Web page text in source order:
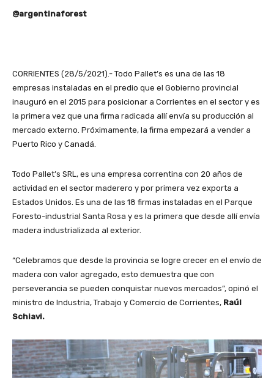
@argentinaforest
CORRIENTES (28/5/2021).- Todo Pallet’s es una de las 18
empresas instaladas en el predio que el Gobierno provincial
inauguró en el 2015 para posicionar a Corrientes en el sector y es
la primera vez que una firma radicada allí envía su producción al
mercado externo. Próximamente, la firma empezará a vender a
Puerto Rico y Canadá.
Todo Pallet’s SRL, es una empresa correntina con 20 años de
actividad en el sector maderero y por primera vez exporta a
Estados Unidos. Es una de las 18 firmas instaladas en el Parque
Foresto-industrial Santa Rosa y es la primera que desde allí envía
madera industrializada al exterior.
“Celebramos que desde la provincia se logre crecer en el envío de
madera con valor agregado, esto demuestra que con
perseverancia se pueden conquistar nuevos mercados”, opinó el
ministro de Industria, Trabajo y Comercio de Corrientes, Raúl
Schiavi.